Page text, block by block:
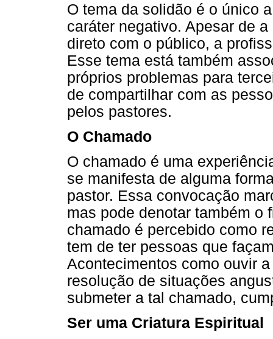
O tema da solidão é o único
caráter negativo. Apesar de
direto com o público, a
Esse tema está também
próprios problemas para
de compartilhar com as
pelos pastores.
O Chamado
O chamado é uma
se manifesta de alguma
pastor. Essa convocação
mas pode denotar também o
chamado é percebido como
tem de ter pessoas que
Acontecimentos como ouvir
resolução de situações
submeter a tal chamado,
Ser uma Criatura Espiritual